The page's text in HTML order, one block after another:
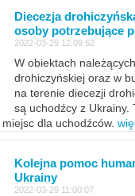
Diecezja
osoby potrzebujące
2022-03-29 12:09:52
W obiektach
drohiczyńskiej oraz w
na terenie diecezji
są uchodźcy z Ukrainy.
dla uchodźców.
Kolejna pomoc
Ukrainy
2022-03-29 11:00:07